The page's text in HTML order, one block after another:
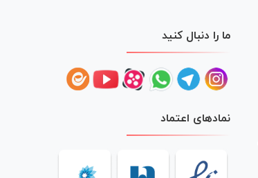
ما را دنبال کنید
نمادهای اعتماد